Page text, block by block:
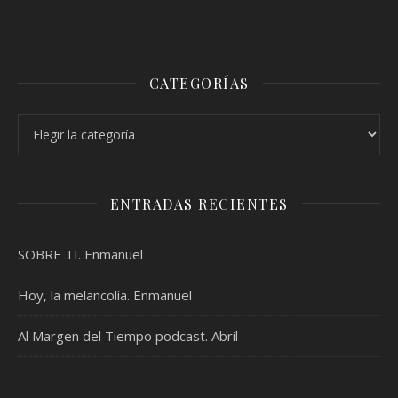
CATEGORÍAS
ENTRADAS RECIENTES
SOBRE TI. Enmanuel
Hoy, la melancolía. Enmanuel
Al Margen del Tiempo podcast. Abril